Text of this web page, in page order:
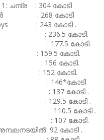
ചന്ദ്ര : 304 കോടി
: 268 കോടി
: 243 കോടി .
236.5 കോടി.
177.5 കോടി.
: 159.5 കോടി.
156 കോടി.
: 152 കോടി.
: 146*കോടി
: 137 കോടി .
129.5 കോടി .
110.5 കോടി .
107 കോടി.
92 കോടി .